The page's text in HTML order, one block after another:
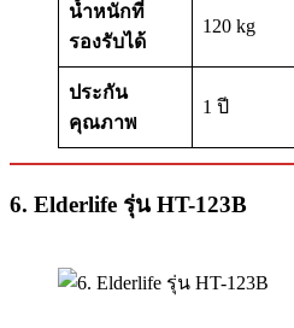
น้ำหนักที่
รองรับได้
120 kg
ประกัน
คุณภาพ
1 ปี
6. Elderlife รุ่น HT-123B